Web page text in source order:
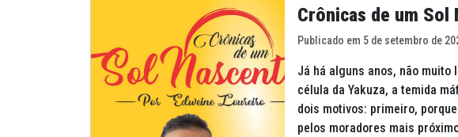
Crônicas de um Sol
Publicado em 5 de setembro de
Já há alguns anos, não muito
célula da Yakuza, a temida
dois motivos: primeiro,
pelos moradores mais